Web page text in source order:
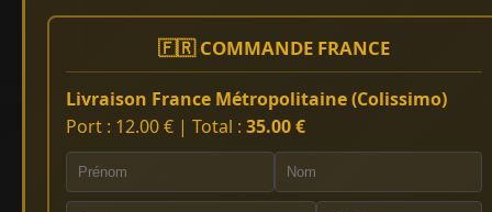
🇫🇷 COMMANDE FRANCE
Livraison France Métropolitaine (Colissimo)
Port : 12.00 € | Total : 35.00 €